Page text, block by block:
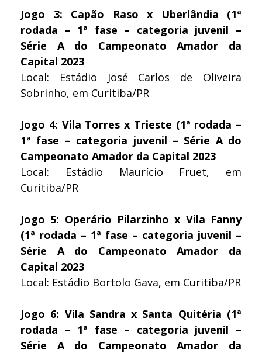
Jogo 3: Capão Raso x Uberlândia (1ª
rodada – 1ª fase – categoria juvenil –
Série A do Campeonato Amador da
Capital 2023
Local: Estádio José Carlos de Oliveira
Sobrinho, em Curitiba/PR
Jogo 4: Vila Torres x Trieste (1ª rodada –
1ª fase – categoria juvenil – Série A do
Campeonato Amador da Capital 2023
Local: Estádio Maurício Fruet, em
Curitiba/PR
Jogo 5: Operário Pilarzinho x Vila Fanny
(1ª rodada – 1ª fase – categoria juvenil –
Série A do Campeonato Amador da
Capital 2023
Local: Estádio Bortolo Gava, em Curitiba/PR
Jogo 6: Vila Sandra x Santa Quitéria (1ª
rodada – 1ª fase – categoria juvenil –
Série A do Campeonato Amador da